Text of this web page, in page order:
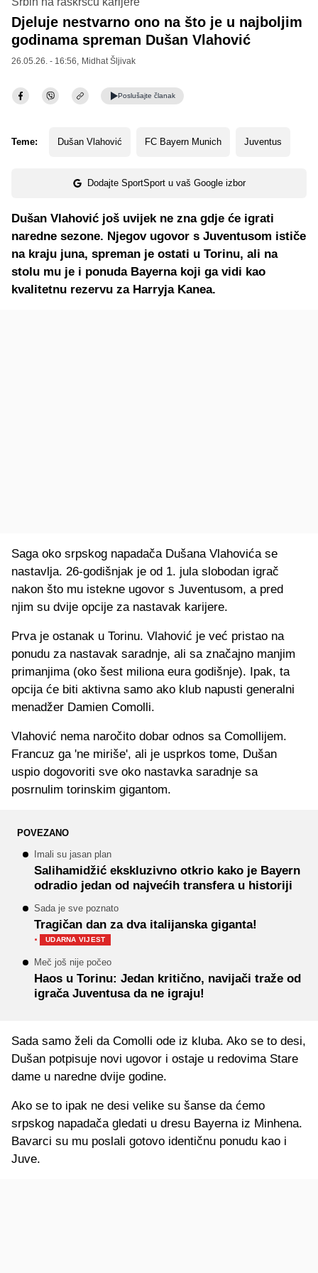
Djeluje nestvarno ono na što je u najboljim
godinama spreman Dušan Vlahović
26.05.26. - 16:56, Midhat Šljivak
Poslušajte članak
Teme: Dušan Vlahović FC Bayern Munich Juventus
Dodajte SportSport u vaš Google izbor
Dušan Vlahović još uvijek ne zna gdje će igrati
naredne sezone. Njegov ugovor s Juventusom ističe
na kraju juna, spreman je ostati u Torinu, ali na
stolu mu je i ponuda Bayerna koji ga vidi kao
kvalitetnu rezervu za Harryja Kanea.
Saga oko srpskog napadača Dušana Vlahovića se
nastavlja. 26-godišnjak je od 1. jula slobodan igrač
nakon što mu istekne ugovor s Juventusom, a pred
njim su dvije opcije za nastavak karijere.
Prva je ostanak u Torinu. Vlahović je već pristao na
ponudu za nastavak saradnje, ali sa značajno manjim
primanjima (oko šest miliona eura godišnje). Ipak, ta
opcija će biti aktivna samo ako klub napusti generalni
menadžer Damien Comolli.
Vlahović nema naročito dobar odnos sa Comollijem.
Francuz ga 'ne miriše', ali je usprkos tome, Dušan
uspio dogovoriti sve oko nastavka saradnje sa
posrnulim torinskim gigantom.
POVEZANO
Imali su jasan plan
Salihamidžić ekskluzivno otkrio kako je Bayern
odradio jedan od najvećih transfera u historiji
Sada je sve poznato
Tragičan dan za dva italijanska giganta!
· UDARNA VIJEST
Meč još nije počeo
Haos u Torinu: Jedan kritično, navijači traže od
igrača Juventusa da ne igraju!
Sada samo želi da Comolli ode iz kluba. Ako se to desi,
Dušan potpisuje novi ugovor i ostaje u redovima Stare
dame u naredne dvije godine.
Ako se to ipak ne desi velike su šanse da ćemo
srpskog napadača gledati u dresu Bayerna iz Minhena.
Bavarci su mu poslali gotovo identičnu ponudu kao i
Juve.